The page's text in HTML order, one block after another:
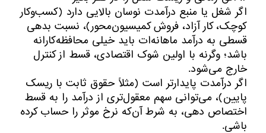
اگر شغل یا منبع درآمدت نوسان بالایی دارد (کسب‌وکار
کوچک، کار آزاد، فروش کمیسیون‌محور)، نسبت بدهی
قسطی به درآمد ماهانه‌ات باید خیلی محافظه‌کارانه
باشد؛ وگرنه با اولین شوک اقتصادی، قسط از کنترل
خارج می‌شود.
اگر درآمدت پایدارتر است (مثلاً حقوق ثابت با ریسک
پایین)، می‌توانی سهم معقول‌تری از درآمد را به قسط
اختصاص دهی، به شرط آن‌که نرخ موثر را حساب کرده
باشی.